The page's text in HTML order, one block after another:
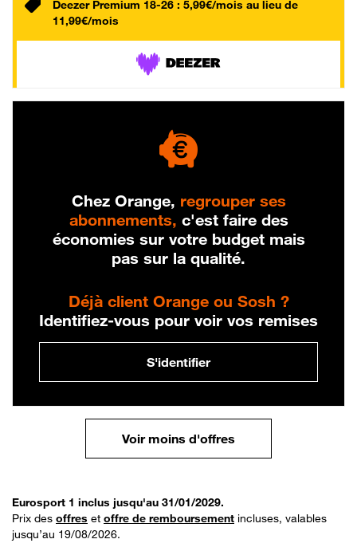
Deezer Premium 18-26 : 5,99€/mois au lieu de
11,99€/mois
Chez Orange, regrouper ses
abonnements, c'est faire des
économies sur votre budget mais
pas sur la qualité.
Déjà client Orange ou Sosh ?
Identifiez-vous pour voir vos remises
S'identifier
Voir moins d'offres
Eurosport 1 inclus jusqu'au 31/01/2029.
Prix des offres et offre de remboursement incluses, valables
jusqu’au 19/08/2026.